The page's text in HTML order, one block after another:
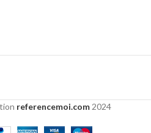
referencemoi.com 2024